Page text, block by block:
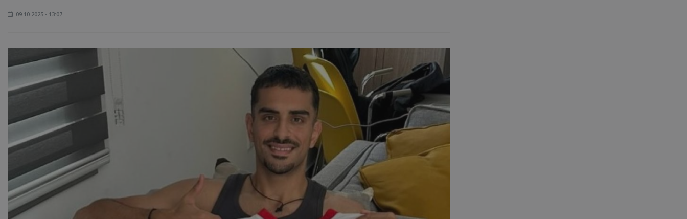
09.10.2025 - 13:07